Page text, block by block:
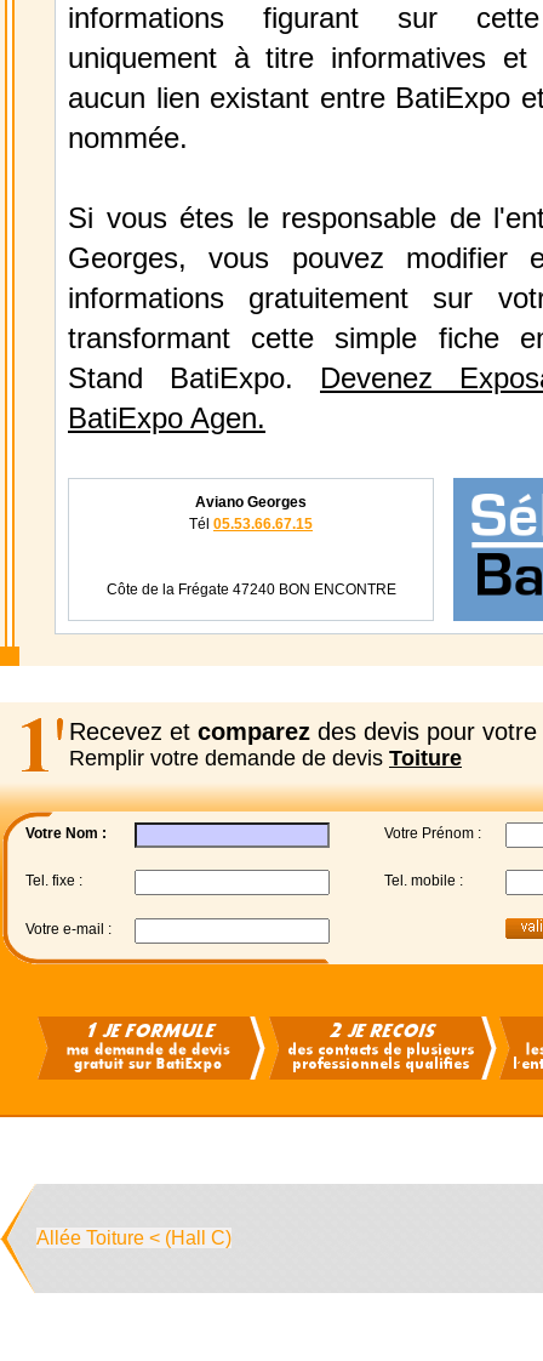
informations figurant sur
uniquement à titre informatives et
aucun lien existant entre BatiExpo
nommée.
Si vous étes le responsable de
Georges, vous pouvez modifier
informations gratuitement sur
transformant cette simple fiche
Stand BatiExpo. Devenez
BatiExpo Agen.
Aviano Georges
Tél 05.53.66.67.15
Côte de la Frégate 47240 BON ENCONTRE
Recevez et comparez des devis pour votre
Remplir votre demande de devis Toiture
Votre Nom : Votre Prénom :
Tel. fixe : Tel. mobile :
Votre e-mail :
Allée Toiture < (Hall C)